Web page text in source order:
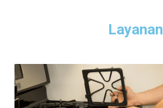
Layanan